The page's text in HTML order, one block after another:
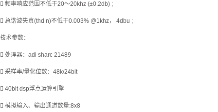
 频率响应范围不低于20～20khz (±0.2db) ;
 总谐波失真(thd n)不低于0.003% @1khz， 4dbu ;
技术参数：
 处理器：adi sharc 21489
 采样率/量化位数：48k/24bit
 40bit dsp浮点运算引擎
 模拟输入、输出通道数量:8x8